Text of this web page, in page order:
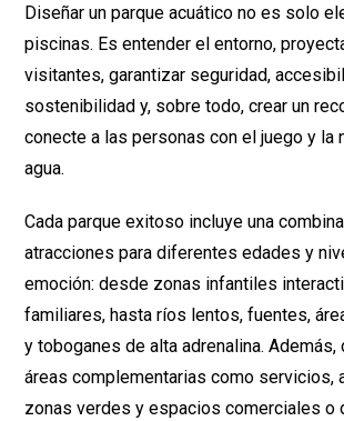
Diseñar un parque acuático no es solo
piscinas. Es entender el entorno,
visitantes, garantizar seguridad,
sostenibilidad y, sobre todo, crear un
conecte a las personas con el juego y la
agua.
Cada parque exitoso incluye una
atracciones para diferentes edades y
emoción: desde zonas infantiles
familiares, hasta ríos lentos, fuentes,
y toboganes de alta adrenalina. Además,
áreas complementarias como servicios,
zonas verdes y espacios comerciales o